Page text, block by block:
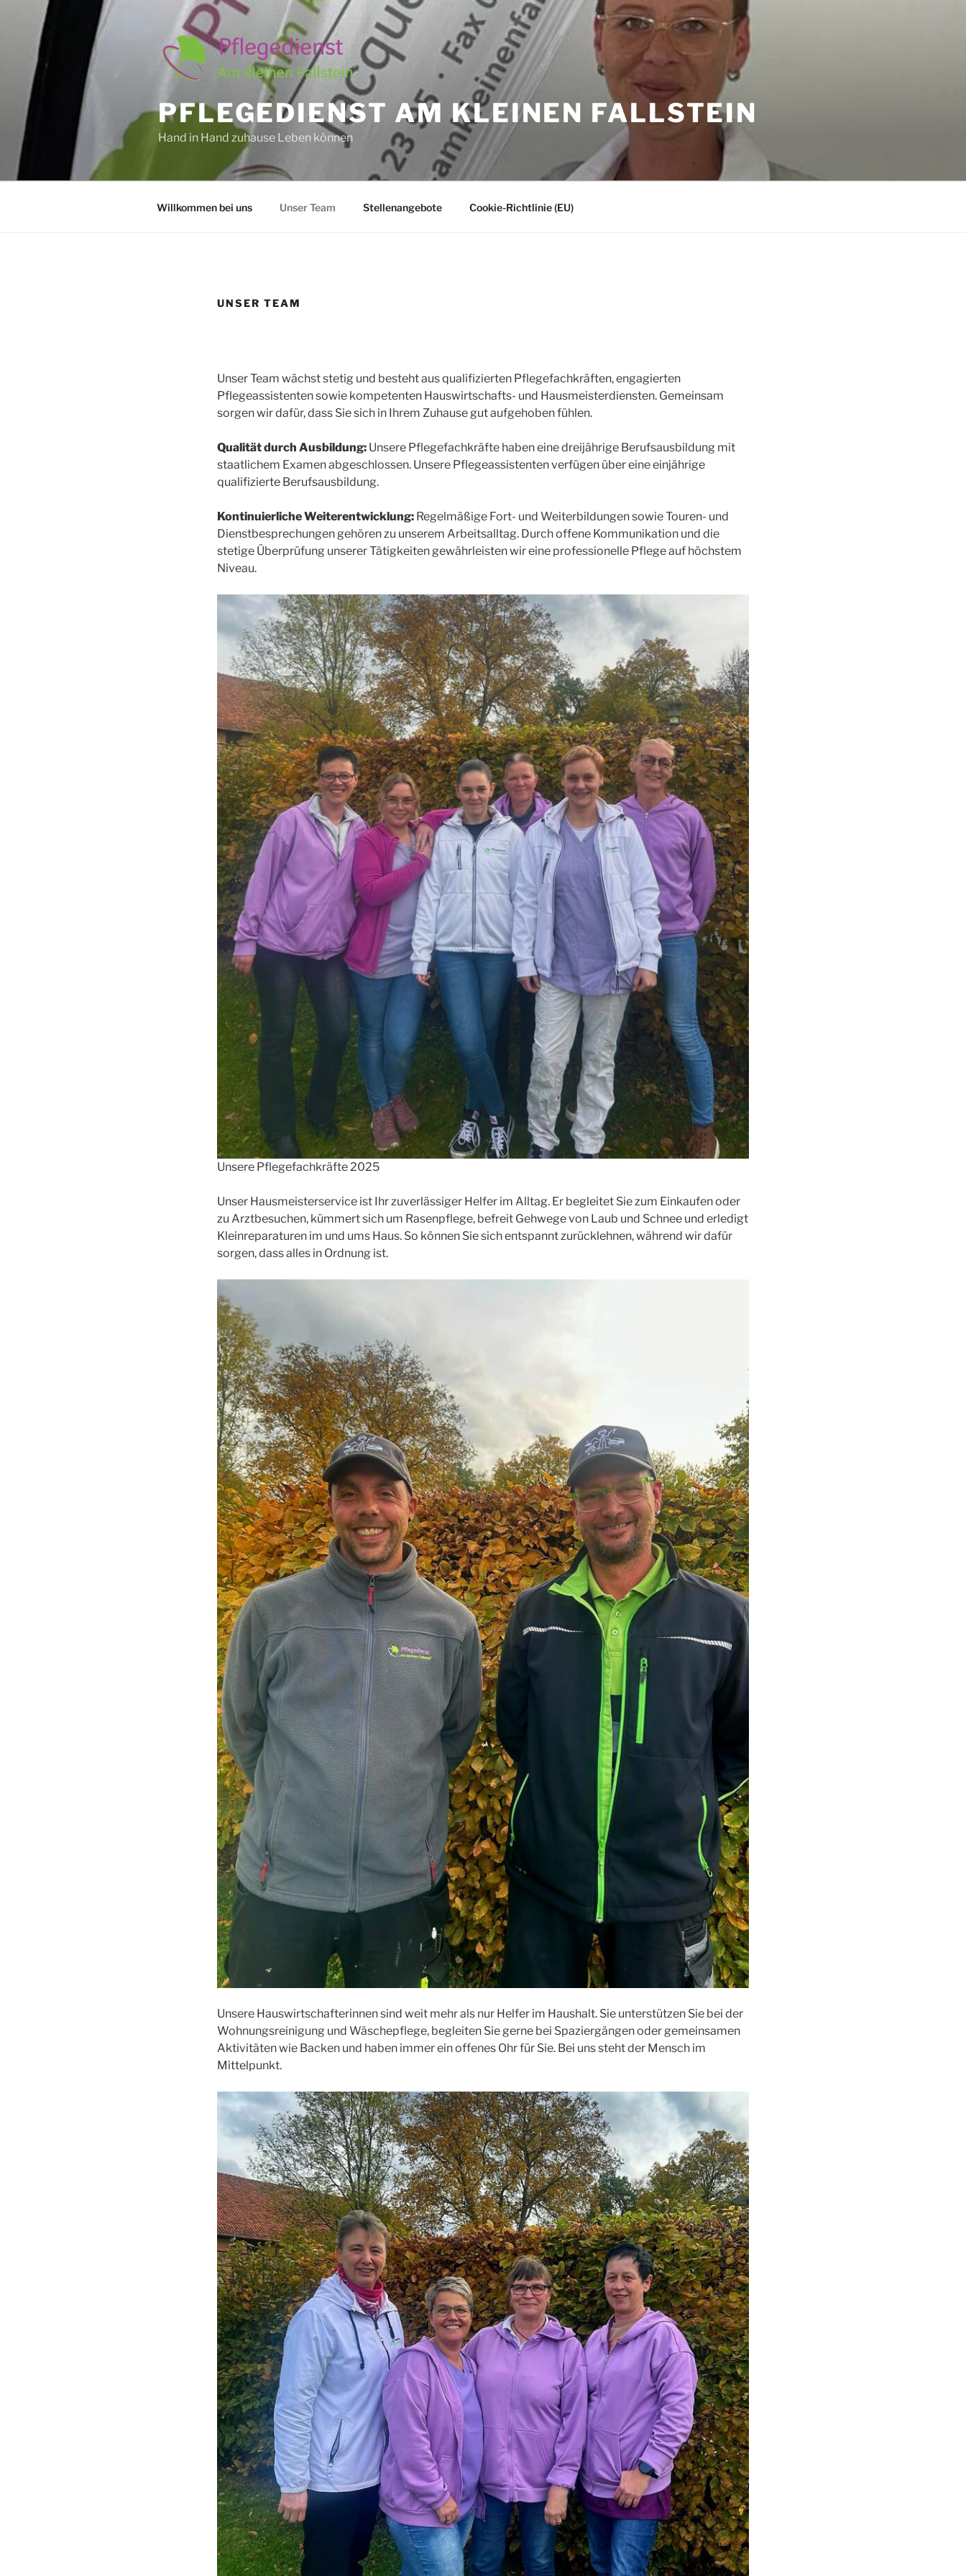
springen
PFLEGEDIENST AM KLEINEN FALLSTEIN
Hand in Hand zuhause Leben können
Willkommen bei uns Unser Team Stellenangebote Cookie-Richtlinie (EU)
UNSER TEAM
Unser Team wächst stetig und besteht aus qualifizierten Pflegefachkräften, engagierten
Pflegeassistenten sowie kompetenten Hauswirtschafts- und Hausmeisterdiensten. Gemeinsam
sorgen wir dafür, dass Sie sich in Ihrem Zuhause gut aufgehoben fühlen.
Qualität durch Ausbildung: Unsere Pflegefachkräfte haben eine dreijährige Berufsausbildung mit
staatlichem Examen abgeschlossen. Unsere Pflegeassistenten verfügen über eine einjährige
qualifizierte Berufsausbildung.
Kontinuierliche Weiterentwicklung: Regelmäßige Fort- und Weiterbildungen sowie Touren- und
Dienstbesprechungen gehören zu unserem Arbeitsalltag. Durch offene Kommunikation und die
stetige Überprüfung unserer Tätigkeiten gewährleisten wir eine professionelle Pflege auf höchstem
Niveau.
Unsere Pflegefachkräfte 2025
Unser Hausmeisterservice ist Ihr zuverlässiger Helfer im Alltag. Er begleitet Sie zum Einkaufen oder
zu Arztbesuchen, kümmert sich um Rasenpflege, befreit Gehwege von Laub und Schnee und erledigt
Kleinreparaturen im und ums Haus. So können Sie sich entspannt zurücklehnen, während wir dafür
sorgen, dass alles in Ordnung ist.
Unsere Hauswirtschafterinnen sind weit mehr als nur Helfer im Haushalt. Sie unterstützen Sie bei der
Wohnungsreinigung und Wäschepflege, begleiten Sie gerne bei Spaziergängen oder gemeinsamen
Aktivitäten wie Backen und haben immer ein offenes Ohr für Sie. Bei uns steht der Mensch im
Mittelpunkt.